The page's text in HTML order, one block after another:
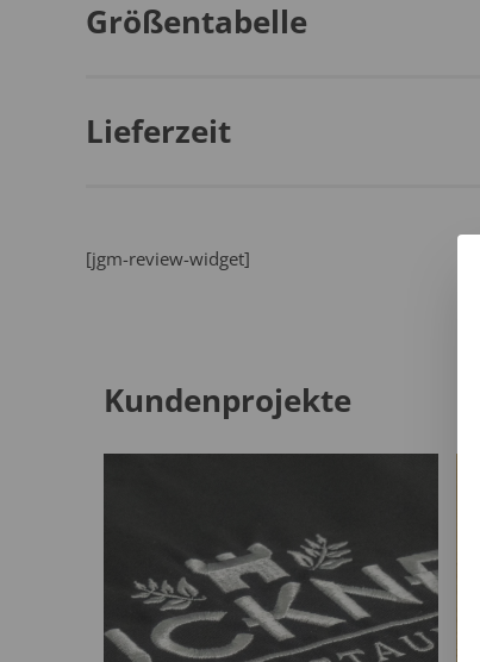
Größentabelle
Lieferzeit
[jgm-review-widget]
Kundenprojekte